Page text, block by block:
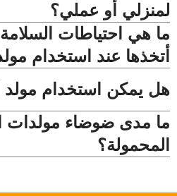
لمنزلي أو عملي؟
ما هي احتياطات
أتخذها عند استخدام
هل يمكن استخدام مولد
ما مدى ضوضاء مولدات
المحمولة؟